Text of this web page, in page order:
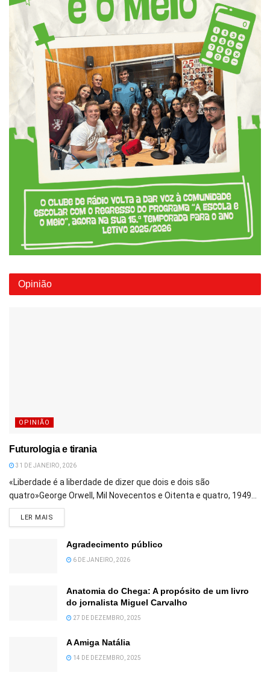
Opinião
OPINIÃO
Futurologia e tirania
31 DE JANEIRO, 2026
«Liberdade é a liberdade de dizer que dois e dois são
quatro»George Orwell, Mil Novecentos e Oitenta e quatro, 1949...
LER MAIS
Agradecimento público
6 DE JANEIRO, 2026
Anatomia do Chega: A propósito de um livro
do jornalista Miguel Carvalho
27 DE DEZEMBRO, 2025
A Amiga Natália
14 DE DEZEMBRO, 2025